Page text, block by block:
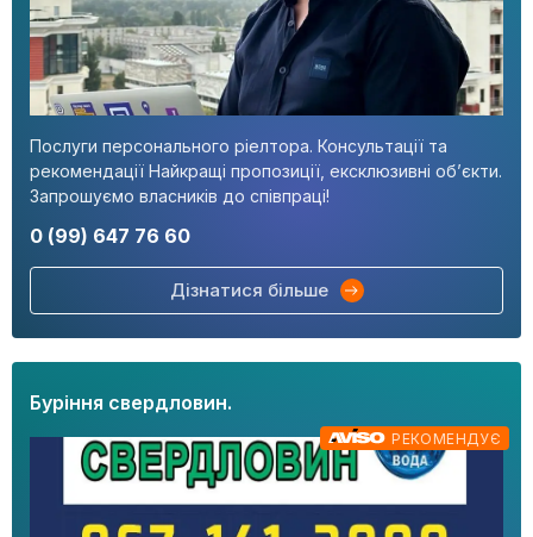
Послуги персонального ріелтора. Консультації та
рекомендації Найкращі пропозиції, ексклюзивні об’єкти.
Запрошуємо власників до співпраці!
0 (99) 647 76 60
Дізнатися більше
Буріння свердловин.
РЕКОМЕНДУЄ